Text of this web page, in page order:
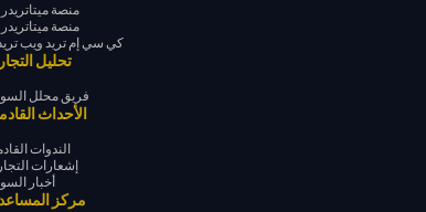
منصة ميتاتريدر 4
منصة ميتاتريدر 5
كي سي إم تريد ويب
تحليل
فريق محلل
الأحداث
الندوات
إشعارات
أخبار
مركز